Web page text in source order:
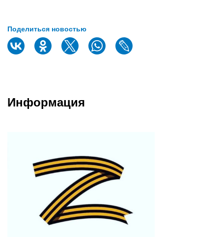
Поделиться новостью
Информация